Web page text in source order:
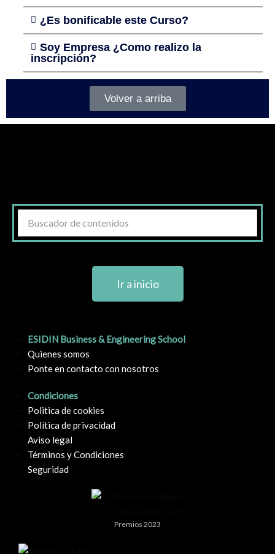
¿Es bonificable este Curso?
Soy Empresa ¿Como realizo la
inscripción?
Volver a arriba
Ir a inicio
ESIDIN Business & Engineering School
Quienes somos
Ponte en contacto con nosotros
Condiciones
Politica de cookies
Política de privacidad
Aviso legal
Términos y Condiciones
Seguridad
Premios 2023